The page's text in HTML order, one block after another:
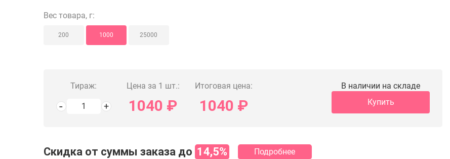
Вес товара, г:
200 1000 25000
Тираж: Цена за 1 шт.:
1040 ₽
Итоговая цена:
1040 ₽
В наличии на складе
Купить
Скидка от суммы заказа до 14,5% Подробнее